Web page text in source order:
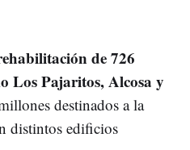
de 726
Los Pajaritos, Alcosa y
destinados a la
distintos edificios